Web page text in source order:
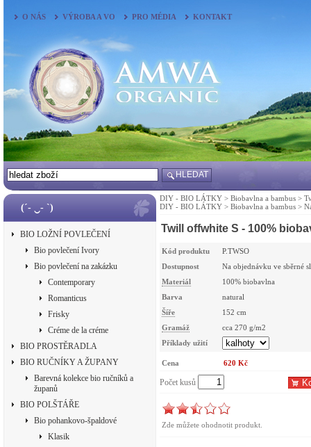
O NÁS VÝROBA A VO PRO MÉDIA KONTAKT
HLEDAT
(´- ‿- `)
BIO LOŽNÍ POVLEČENÍ
Bio povlečení Ivory
Bio povlečení na zakázku
Contemporary
Romanticus
Frisky
Créme de la créme
BIO PROSTĚRADLA
BIO RUČNÍKY A ŽUPANY
Barevná kolekce bio ručníků a
županů
BIO POLŠTÁŘE
Bio pohankovo-špaldové
Klasik
DIY - BIO LÁTKY > Biobavlna a bambus >
DIY - BIO LÁTKY > Biobavlna a bambus >
Twill offwhite S - 100%
Kód produktu
P.TWSO
Dostupnost
Na objednávku ve sběrné
Materiál
100% biobavlna
Barva
natural
Šíře
152 cm
Gramáž
cca 270 g/m2
Příklady užití
Cena 620 Kč
Počet kusů
Zde můžete ohodnotit produkt.